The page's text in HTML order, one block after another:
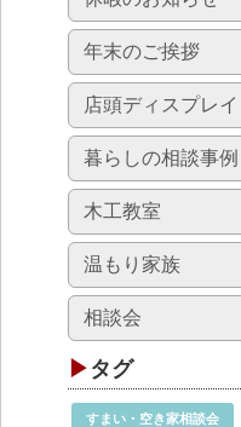
年末のご挨拶
店頭ディスプレイ
暮らしの相談事例
木工教室
温もり家族
相談会
タグ
すまい・空き家相談会